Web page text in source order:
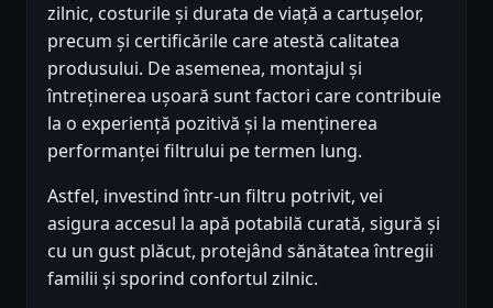
zilnic, costurile și durata de viață a cartușelor,
precum și certificările care atestă calitatea
produsului. De asemenea, montajul și
întreținerea ușoară sunt factori care contribuie
la o experiență pozitivă și la menținerea
performanței filtrului pe termen lung.
Astfel, investind într-un filtru potrivit, vei
asigura accesul la apă potabilă curată, sigură și
cu un gust plăcut, protejând sănătatea întregii
familii și sporind confortul zilnic.